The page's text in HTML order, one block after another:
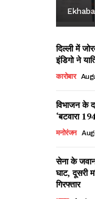
दिल्ली में
इंडिगो ने
कारोबार
विभाजन के
‘बटवारा
मनोरंजन
सेना के जवान
घाट, दूसरी
गिरफ्तार